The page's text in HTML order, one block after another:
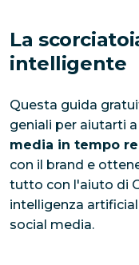
La
intelligente
Questa guida
geniali per aiutarti
media in tempo
con il brand e
tutto con l'aiuto di
intelligenza
social media.